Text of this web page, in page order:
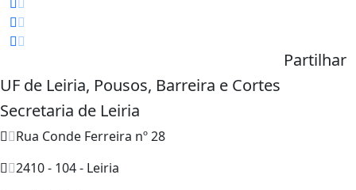
Partilhar
UF de Leiria, Pousos, Barreira e Cortes
Secretaria de Leiria
Rua Conde Ferreira nº 28
2410 - 104 - Leiria